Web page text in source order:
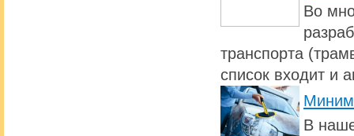
Во
транспорта
список входит и
В